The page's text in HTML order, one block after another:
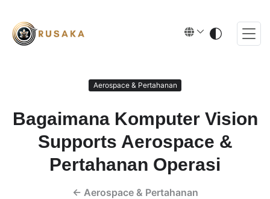
Aerospace & Pertahanan
Bagaimana Komputer Vision
Supports Aerospace &
Pertahanan Operasi
← Aerospace & Pertahanan